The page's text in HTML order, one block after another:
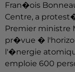
Fran�ois
Centre, a
Premier ministre
pr�vue �
l'�nergie
emploie 600